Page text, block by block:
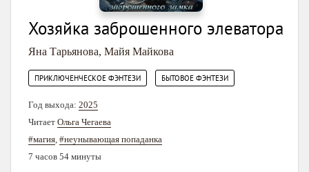
Хозяйка заброшенного элеватора
Яна Тарьянова, Майя Майкова
ПРИКЛЮЧЕНЧЕСКОЕ ФЭНТЕЗИ БЫТОВОЕ ФЭНТЕЗИ
Год выхода: 2025
Читает Ольга Чегаева
#магия, #неунывающая попаданка
7 часов 54 минуты